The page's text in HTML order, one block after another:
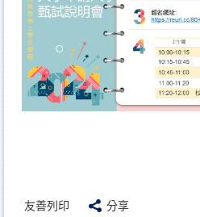
友善列印 分享